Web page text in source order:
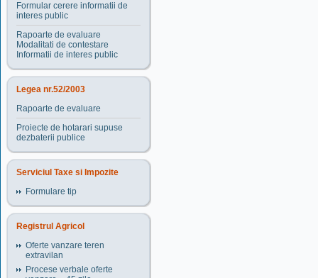
Formular cerere informatii de
interes public
Rapoarte de evaluare
Modalitati de contestare
Informatii de interes public
Legea nr.52/2003
Rapoarte de evaluare
Proiecte de hotarari supuse
dezbaterii publice
Serviciul Taxe si Impozite
Formulare tip
Registrul Agricol
Oferte vanzare teren
extravilan
Procese verbale oferte